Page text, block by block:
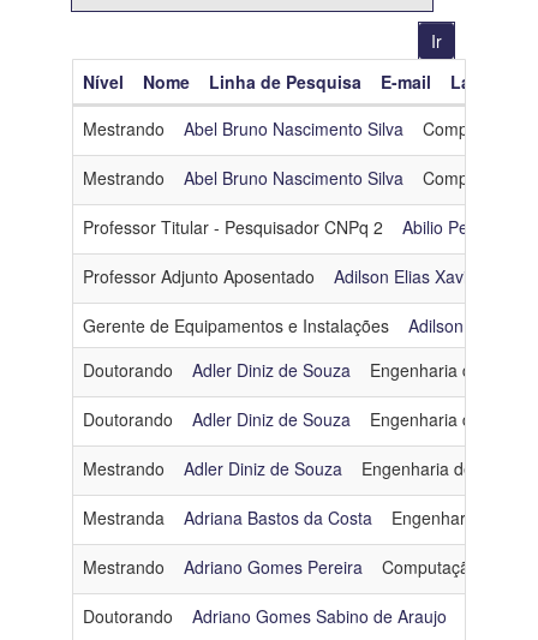
Nível Nome Linha de Pesquisa E-mail Lattes
Mestrando
Abel Bruno Nascimento Silva Computação
Mestrando Abel Bruno Nascimento Silva Computação
Professor Titular - Pesquisador CNPq 2 Abilio Pereira de
Professor Adjunto Aposentado Adilson Elias Xavier
Gerente de Equipamentos e Instalações
Adilson Jorge
Doutorando
Adler Diniz de Souza Engenharia de
Doutorando Adler Diniz de Souza Engenharia de
Mestrando Adler Diniz de Souza Engenharia de
Mestranda Adriana Bastos da Costa Engenharia de
Mestrando Adriano Gomes Pereira Computação Gráfica
Doutorando Adriano Gomes Sabino de Araujo